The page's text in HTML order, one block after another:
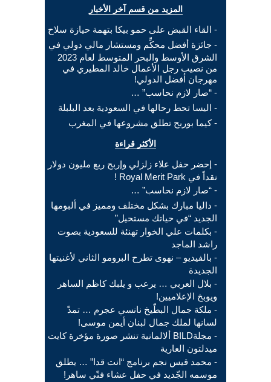
المزيد من قسم آخر الأخبار
- القاء القبض على حمو بيكا بتهمة حيازة سلاح
- جائزة أفضل محكِّم ومستشار مالي دولي في
الشرق الأوسط والبحر المتوسط لعام 2023
من نصيب رجل الأعمال خالد المطيري في
مهرجان أفضل الدولي!
- “صار لازم نحاسب” …
- اليسا تحط رحالها في السعودية بعد البلبلة
- كيما بوربح تطلق مشروعها في المغرب
الأكثر قراءة
- إحضر حفل علاء زلزلي وإربح ربع مليون دولار
نقداً في Royal Merit Park !
- “صار لازم نحاسب” …
- داليا مبارك بشكل مختلف ومميز في ألبومها
الجديد “في حياتك مستحيل”
- بكلمات علي الخوار تهنئة للسعودية بصوت
راشد الماجد
- بالفيديو – نهوى تطرح البرومو الثاني لأغنيتها
الجديدة
- بلال العربي … يرعب و يلبك كاظم الساهر
ويوبخ الإعلاميين!
- ملكة جمال البطّيخ نانسي عجرم … تمدّ
لسانها لملك جمال لبنان أيمن موسى!
- مجلةBILD ألالمانية تنشر صورة مؤخرة كايت
ميدلتون العارية
- محمد قيس نجم برنامج “انت قدا” … يطلق
موسمه الجّديد في حفل عشاء فنّي ساهر!